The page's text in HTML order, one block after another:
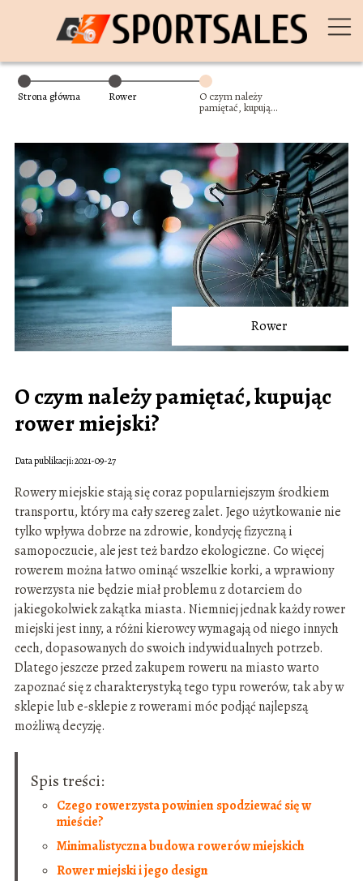
Strona główna Rower
O czym należy
pamiętać, kupując
Rower
O czym należy pamiętać, kupując
rower miejski?
Data publikacji: 2021-09-27
Rowery miejskie stają się coraz popularniejszym środkiem
transportu, który ma cały szereg zalet. Jego użytkowanie nie
tylko wpływa dobrze na zdrowie, kondycję fizyczną i
samopoczucie, ale jest też bardzo ekologiczne. Co więcej
rowerem można łatwo ominąć wszelkie korki, a wprawiony
rowerzysta nie będzie miał problemu z dotarciem do
jakiegokolwiek zakątka miasta. Niemniej jednak każdy rower
miejski jest inny, a różni kierowcy wymagają od niego innych
cech, dopasowanych do swoich indywidualnych potrzeb.
Dlatego jeszcze przed zakupem roweru na miasto warto
zapoznać się z charakterystyką tego typu rowerów, tak aby w
sklepie lub e-sklepie z rowerami móc podjąć najlepszą
możliwą decyzję.
Spis treści:
Czego rowerzysta powinien spodziewać się w
mieście?
Minimalistyczna budowa rowerów miejskich
Rower miejski i jego design